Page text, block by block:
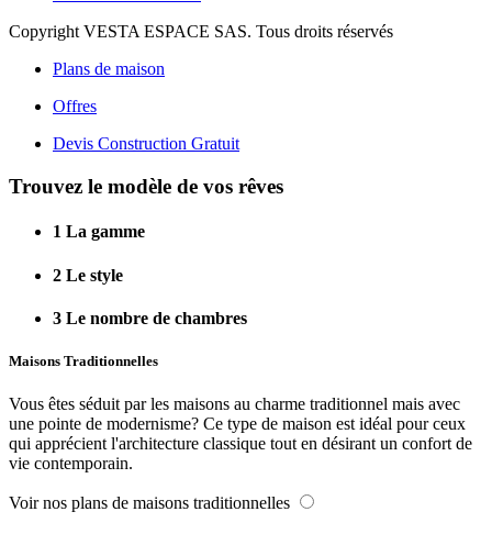
Copyright VESTA ESPACE SAS. Tous droits réservés
Plans de maison
Offres
Devis Construction Gratuit
Trouvez le modèle de vos rêves
1 La gamme
2 Le style
3 Le nombre de chambres
Maisons Traditionnelles
Vous êtes séduit par les maisons au charme traditionnel mais avec
une pointe de modernisme? Ce type de maison est idéal pour ceux
qui apprécient l'architecture classique tout en désirant un confort de
vie contemporain.
Voir nos plans de maisons traditionnelles